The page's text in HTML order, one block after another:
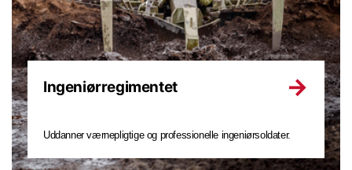
Ingeniørregimentet
Uddanner værnepligtige og professionelle ingeniørsoldater.